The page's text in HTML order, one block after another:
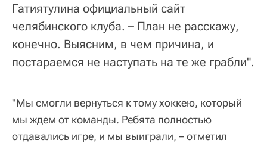
Гатиятулина официальный сайт
челябинского клуба. – План не расскажу,
конечно. Выясним, в чем причина, и
постараемся не наступать на те же грабли".
"Мы смогли вернуться к тому хоккею, который
мы ждем от команды. Ребята полностью
отдавались игре, и мы выиграли, – отметил